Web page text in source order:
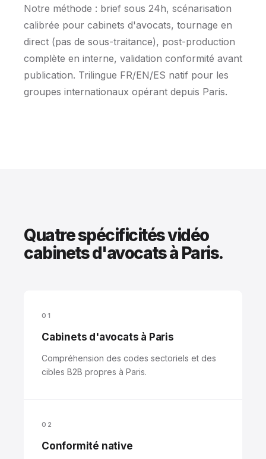
Notre méthode : brief sous 24h, scénarisation
calibrée pour cabinets d'avocats, tournage en
direct (pas de sous-traitance), post-production
complète en interne, validation conformité avant
publication. Trilingue FR/EN/ES natif pour les
groupes internationaux opérant depuis Paris.
Quatre spécificités vidéo
cabinets d'avocats à Paris.
01
Cabinets d'avocats à Paris
Compréhension des codes sectoriels et des
cibles B2B propres à Paris.
02
Conformité native